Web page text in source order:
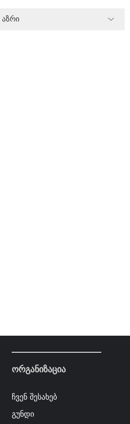
ორგანიზაცია
ჩვენ შესახებ
გუნდი